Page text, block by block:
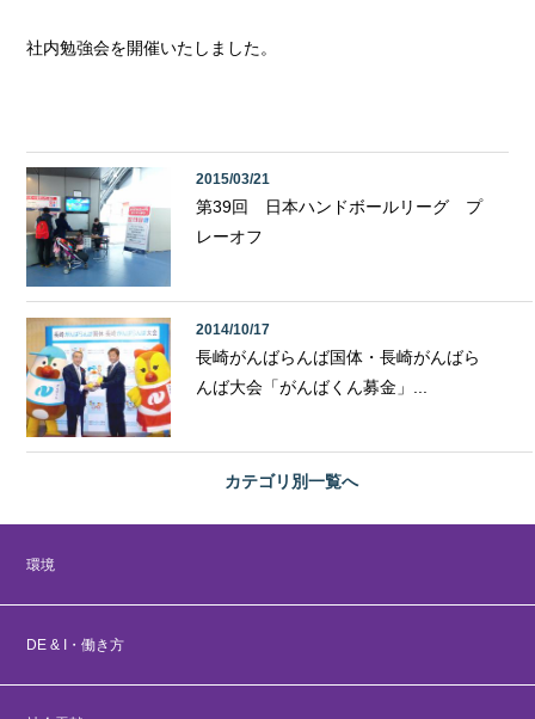
社内勉強会を開催いたしました。
2015/03/21
第39回 日本ハンドボールリーグ プ
レーオフ
カテゴリ別一覧へ
2014/10/17
長崎がんばらんば国体・長崎がんばら
んば大会「がんばくん募金」...
環境
DE & I・働き方